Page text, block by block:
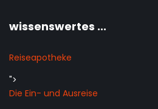
wissenswertes ...
Reiseapotheke
">
Die Ein- und Ausreise